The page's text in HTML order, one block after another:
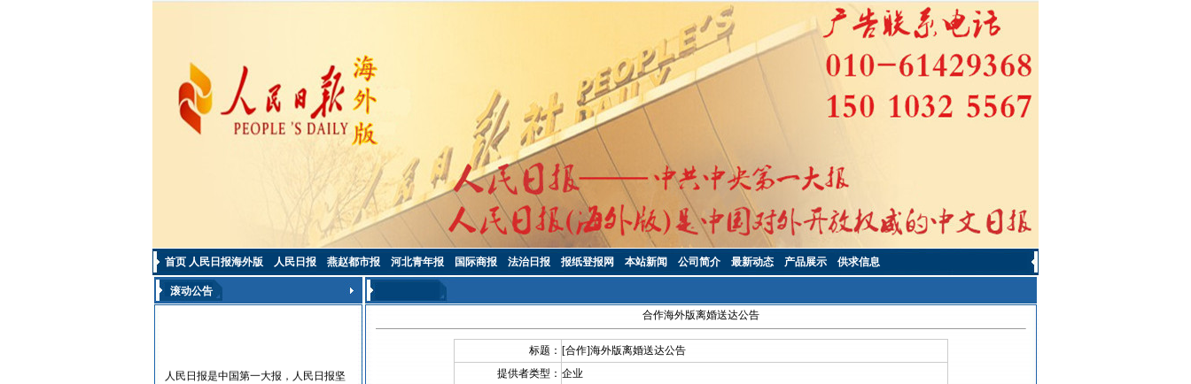
首页 人民日报海外版 人民日报 燕赵都市报 河北青年报 国际商报 法治日报 报纸登报网 本站新闻 公司简介 最新动态 产品展示 供求信息
滚动公告
人民日报是中国第一大报，人民日报坚
合作海外版离婚送达公告
标题： [合作]海外版离婚送达公告
提供者类型： 企业